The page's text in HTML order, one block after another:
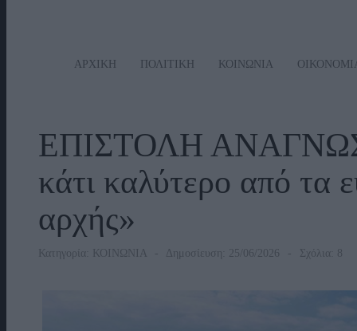
ΑΡΧΙΚΗ ΠΟΛΙΤΙΚΗ ΚΟΙΝΩΝΙΑ
ΕΠΙΣΤΟΛΗ
κάτι καλύτερο από τα
αρχής»
Κατηγορία: ΚΟΙΝΩΝΙΑ Δημοσίευση: 25/06/2026 Σχόλια: 8